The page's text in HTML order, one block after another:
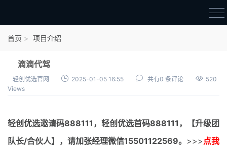
结算进度
团队长扶持
充场项目报价
首页 项目介绍
滴滴代驾
轻创优选官网 2025-01-05 16:55 共有0 条评论
520
Views
轻创优选邀请码888111， 轻创优选首码888111，【升级团
队长/合伙人】，请加张经理微信15501122569。 >>>点我